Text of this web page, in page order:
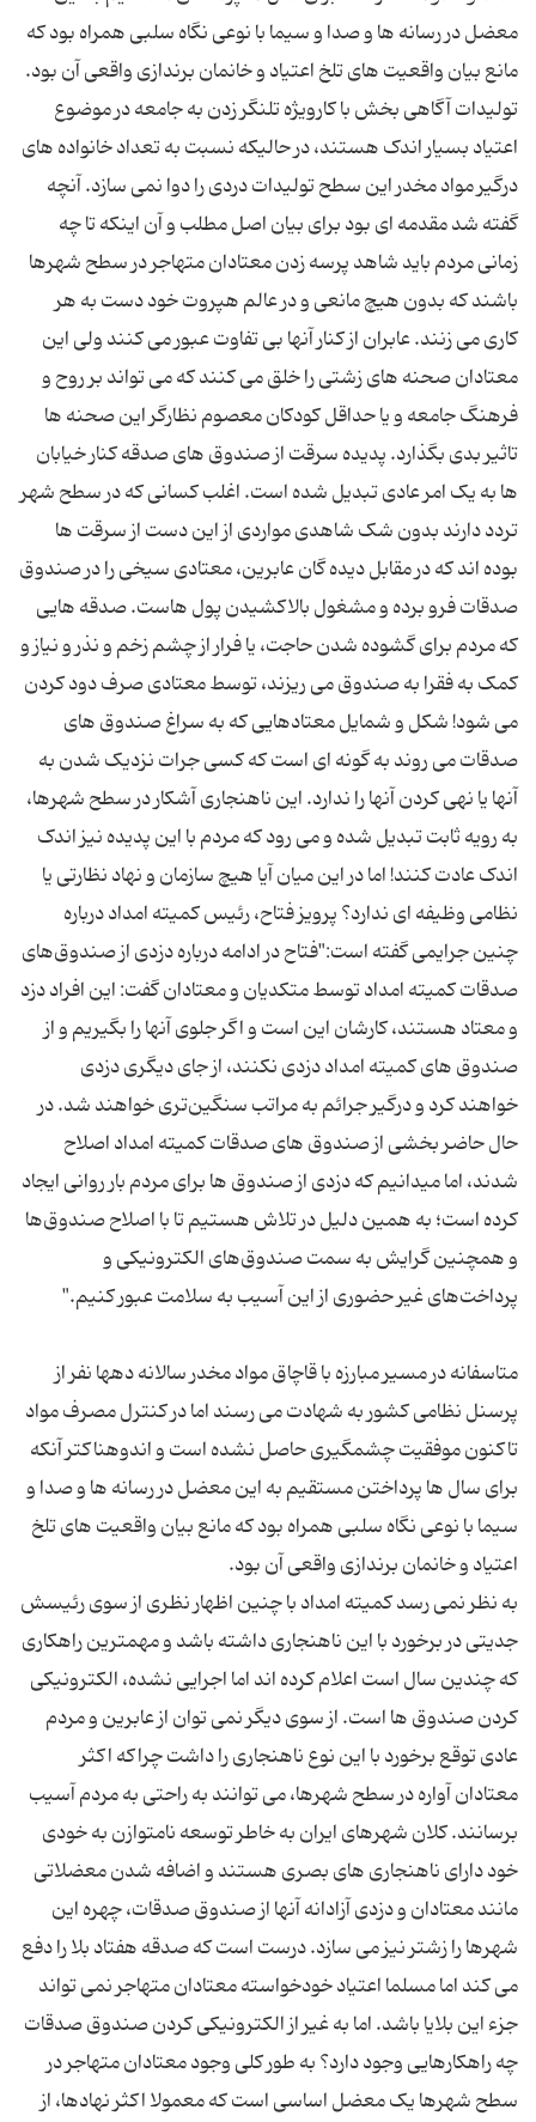
معضل در رسانه ها و صدا و سیما با نوعی نگاه سلبی همراه بود که
مانع بیان واقعیت های تلخ اعتیاد و خانمان برندازی واقعی آن بود.
تولیدات آگاهی بخش با کارویژه تلنگر زدن به جامعه در موضوع
اعتیاد بسیار اندک هستند، در حالیکه نسبت به تعداد خانواده های
درگیر مواد مخدر این سطح تولیدات دردی را دوا نمی سازد. آنچه
گفته شد مقدمه ای بود برای بیان اصل مطلب و آن اینکه تا چه
زمانی مردم باید شاهد پرسه زدن معتادان متهاجر در سطح شهرها
باشند که بدون هیچ مانعی و در عالم هپروت خود دست به هر
کاری می زنند. عابران از کنار آنها بی تفاوت عبور می کنند ولی این
معتادان صحنه های زشتی را خلق می کنند که می تواند بر روح و
فرهنگ جامعه و یا حداقل کودکان معصوم نظارگر این صحنه ها
تاثیر بدی بگذارد. پدیده سرقت از صندوق های صدقه کنار خیابان
ها به یک امر عادی تبدیل شده است. اغلب کسانی که در سطح شهر
تردد دارند بدون شک شاهدی مواردی از این دست از سرقت ها
بوده اند که در مقابل دیده گان عابرین، معتادی سیخی را در صندوق
صدقات فرو برده و مشغول بالاکشیدن پول هاست. صدقه هایی
که مردم برای گشوده شدن حاجت، یا فرار از چشم زخم و نذر و نیاز و
کمک به فقرا به صندوق می ریزند، توسط معتادی صرف دود کردن
می شود! شکل و شمایل معتادهایی که به سراغ صندوق های
صدقات می روند به گونه ای است که کسی جرات نزدیک شدن به
آنها یا نهی کردن آنها را ندارد. این ناهنجاری آشکار در سطح شهرها،
به رویه ثابت تبدیل شده و می رود که مردم با این پدیده نیز اندک
اندک عادت کنند! اما در این میان آیا هیچ سازمان و نهاد نظارتی یا
نظامی وظیفه ای ندارد؟ پرویز فتاح، رئیس کمیته امداد درباره
چنین جرایمی گفته است:"فتاح در ادامه درباره دزدی از صندوق‌های
صدقات کمیته امداد توسط متکدیان و معتادان گفت: این افراد دزد
و معتاد هستند، کارشان این است و اگر جلوی آنها را بگیریم و از
صندوق های کمیته امداد دزدی نکنند، از جای دیگری دزدی
خواهند کرد و درگیر جرائم به مراتب سنگین‌تری خواهند شد. در
حال حاضر بخشی از صندوق های صدقات کمیته امداد اصلاح
شدند، اما میدانیم که دزدی از صندوق ها برای مردم بار روانی ایجاد
کرده است؛ به همین دلیل در تلاش هستیم تا با اصلاح صندوق‌ها
و همچنین گرایش به سمت صندوق‌های الکترونیکی و
متاسفانه در مسیر مبارزه با قاچاق مواد مخدر سالانه دهها نفر از
پرسنل نظامی کشور به شهادت می رسند اما در کنترل مصرف مواد
تاکنون موفقیت چشمگیری حاصل نشده است و اندوهناکتر آنکه
برای سال ها پرداختن مستقیم به این معضل در رسانه ها و صدا و
سیما با نوعی نگاه سلبی همراه بود که مانع بیان واقعیت های تلخ
به نظر نمی رسد کمیته امداد با چنین اظهار نظری از سوی رئیسش
جدیتی در برخورد با این ناهنجاری داشته باشد و مهمترین راهکاری
که چندین سال است اعلام کرده اند اما اجرایی نشده، الکترونیکی
کردن صندوق ها است. از سوی دیگر نمی توان از عابرین و مردم
عادی توقع برخورد با این نوع ناهنجاری را داشت چراکه اکثر
معتادان آواره در سطح شهرها، می توانند به راحتی به مردم آسیب
برسانند. کلان شهرهای ایران به خاطر توسعه نامتوازن به خودی
خود دارای ناهنجاری های بصری هستند و اضافه شدن معضلاتی
مانند معتادان و دزدی آزادانه آنها از صندوق صدقات، چهره این
شهرها را زشتر نیز می سازد. درست است که صدقه هفتاد بلا را دفع
می کند اما مسلما اعتیاد خودخواسته معتادان متهاجر نمی تواند
جزء این بلایا باشد. اما به غیر از الکترونیکی کردن صندوق صدقات
چه راهکارهایی وجود دارد؟ به طور کلی وجود معتادان متهاجر در
سطح شهرها یک معضل اساسی است که معمولا اکثر نهادها، از